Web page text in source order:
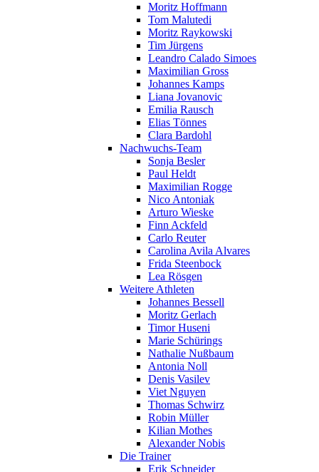
Moritz Hoffmann
Tom Malutedi
Moritz Raykowski
Tim Jürgens
Leandro Calado Simoes
Maximilian Gross
Johannes Kamps
Liana Jovanovic
Emilia Rausch
Elias Tönnes
Clara Bardohl
Nachwuchs-Team
Sonja Besler
Paul Heldt
Maximilian Rogge
Nico Antoniak
Arturo Wieske
Finn Ackfeld
Carlo Reuter
Carolina Avila Alvares
Frida Steenbock
Lea Rösgen
Weitere Athleten
Johannes Bessell
Moritz Gerlach
Timor Huseni
Marie Schürings
Nathalie Nußbaum
Antonia Noll
Denis Vasilev
Viet Nguyen
Thomas Schwirz
Robin Müller
Kilian Mothes
Alexander Nobis
Die Trainer
Erik Schneider